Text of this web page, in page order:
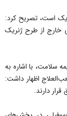
است، تصریح کرد:
خارج از طرح ژنریک
سلامت، با اشاره به
اظهار داشت: